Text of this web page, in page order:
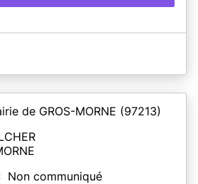
de GROS-MORNE (97213)
Non communiqué